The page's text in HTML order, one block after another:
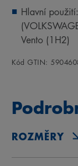
Hlavní
Vento (1H2)
Kód GTIN:
ROZMĚRY